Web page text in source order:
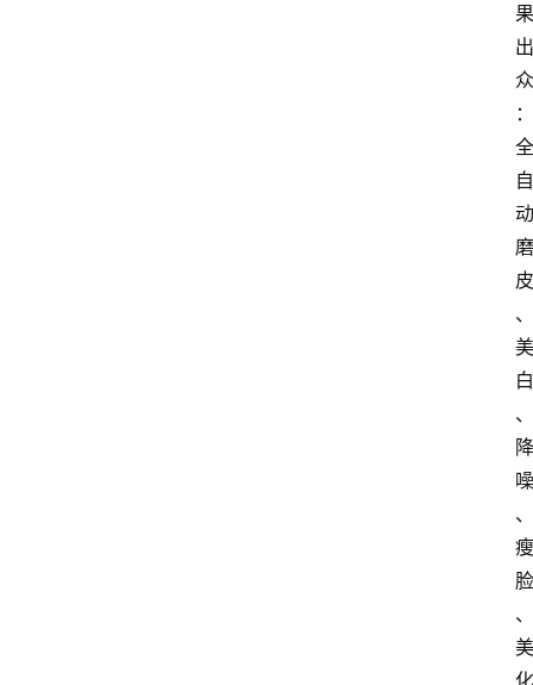
果
出
众
：
全
自
动
磨
皮
、
美
白
、
降
噪
、
瘦
脸
、
美
化